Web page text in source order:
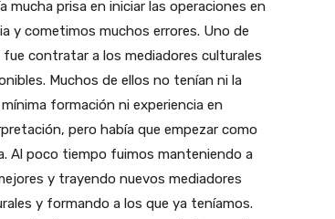
mucha prisa en iniciar las operaciones en
y cometimos muchos errores. Uno de
fue contratar a los mediadores culturales
Muchos de ellos no tenían ni la
formación ni experiencia en
pero había que empezar como
Al poco tiempo fuimos manteniendo a
y trayendo nuevos mediadores
y formando a los que ya teníamos.